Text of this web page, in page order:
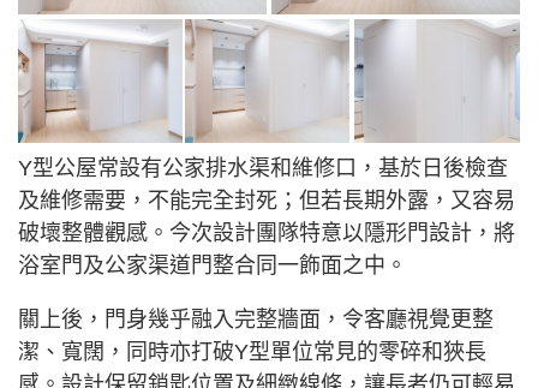
Y型公屋常設有公家排水渠和維修口，基於日後檢查
及維修需要，不能完全封死；但若長期外露，又容易
破壞整體觀感。今次設計團隊特意以隱形門設計，將
浴室門及公家渠道門整合同一飾面之中。
關上後，門身幾乎融入完整牆面，令客廳視覺更整
潔、寬闊，同時亦打破Y型單位常見的零碎和狹長